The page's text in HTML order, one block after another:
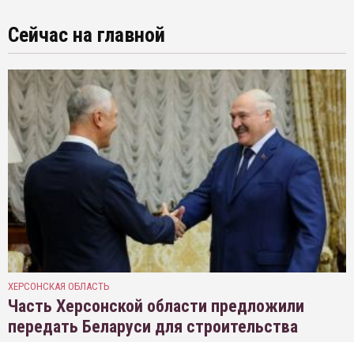
Сейчас на главной
ХЕРСОНСКАЯ ОБЛАСТЬ
Часть Херсонской области предложили
передать Беларуси для строительства